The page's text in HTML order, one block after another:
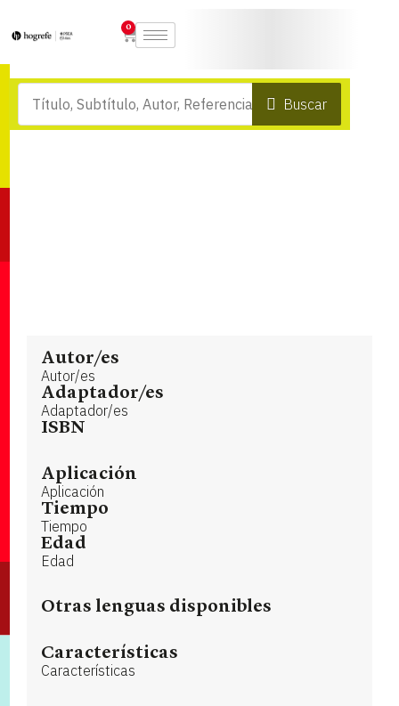
0
Buscar
Autor/es
Autor/es
Adaptador/es
Adaptador/es
ISBN
Aplicación
Aplicación
Tiempo
Tiempo
Edad
Edad
Otras lenguas disponibles
Características
Características